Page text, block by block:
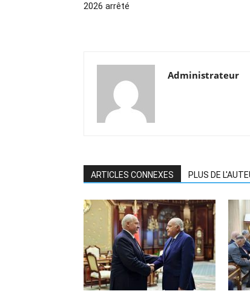
2026 arrêté
Administrateur
ARTICLES CONNEXES PLUS DE